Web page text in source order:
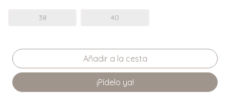
38 40
¡Pídelo ya!